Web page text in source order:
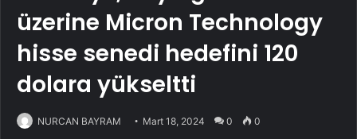
üzerine Micron Technology
hisse senedi hedefini 120
dolara yükseltti
NURCAN BAYRAM Mart 18, 2024 0 0